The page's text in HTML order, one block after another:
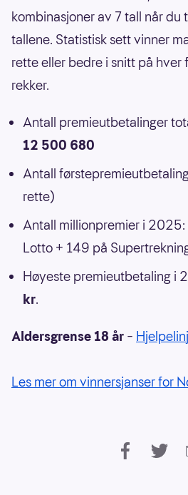
kombinasjoner av 7 tall når
tallene. Statistisk sett vinner
rette eller bedre i snitt på hver
rekker.
Antall premieutbetalinger
12 500 680
Antall
rette)
Antall millionpremier i 2025:
Lotto + 149 på
Høyeste premieutbetaling i
kr.
Aldersgrense 18 år –
Les mer om vinnersjanser for